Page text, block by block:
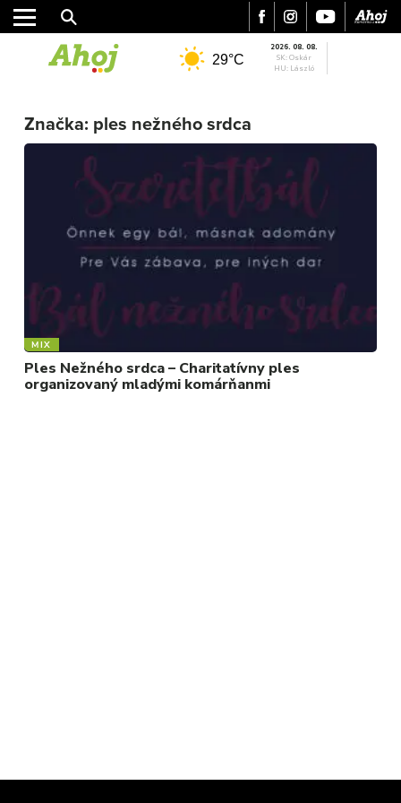
MESTO
REGIÓN
ŠPORT
KULTÚRA
FOTKY
VIDEO
MIX
29°C
2026. 08. 08.
SK: Oskár
HU: László
Značka: ples nežného srdca
MIX
Ples Nežného srdca – Charitatívny ples
organizovaný mladými komárňanmi